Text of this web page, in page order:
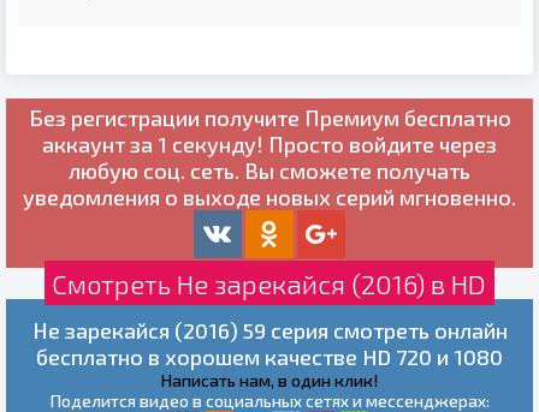
Без регистрации получите Премиум бесплатно
аккаунт за 1 секунду! Просто войдите через
любую соц. сеть. Вы сможете получать
уведомления о выходе новых серий мгновенно.
Смотреть Не зарекайся (2016) в HD
Не зарекайся (2016) 59 серия смотреть онлайн
бесплатно в хорошем качестве HD 720 и 1080
Написать нам, в один клик!
Поделится видео в социальных сетях и мессенджерах: